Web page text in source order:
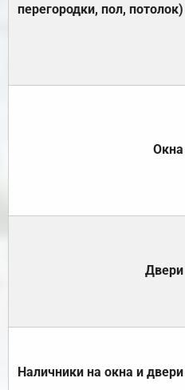
перегородки, пол, потолок)
Окна
Двери
Наличники на окна и двери